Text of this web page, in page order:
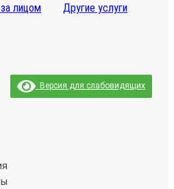
лицом Другие услуги
Версия для слабовидящих